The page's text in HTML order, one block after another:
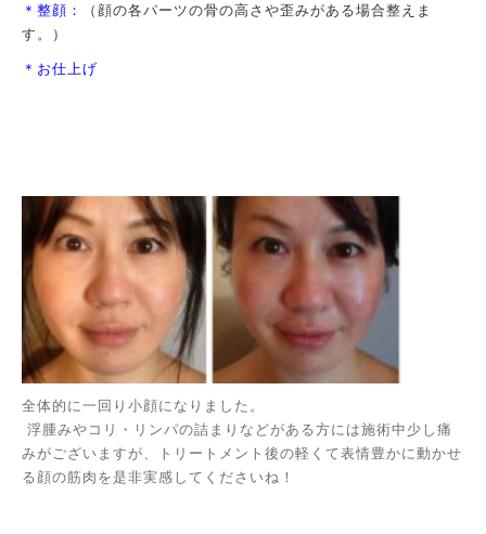
＊整顔：
（顔の各パーツの骨の高さや歪みがある場合整えま
す。）
＊お仕上げ
全体的に一回り小顔になりました。
浮腫みやコリ・リンパの詰まりなどがある方には施術中少し痛
みがございますが、トリートメント後の軽くて表情豊かに動かせ
る顔の筋肉を是非実感してくださいね！